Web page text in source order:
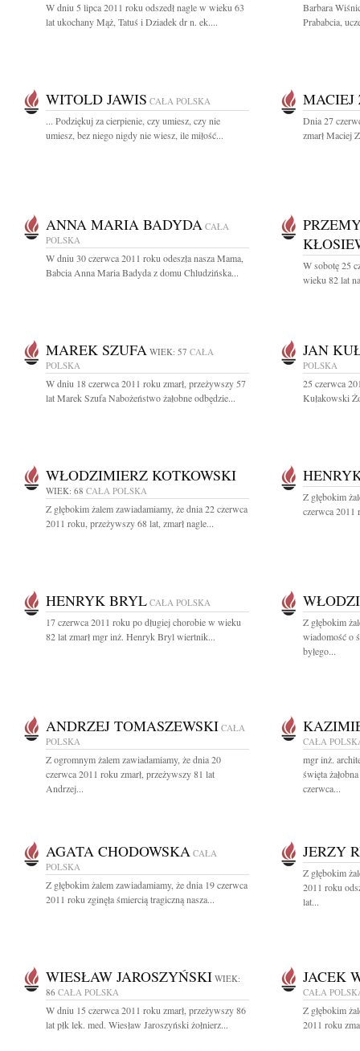
W dniu 5 lipca 2011 roku odszedł nagle w wieku 63
lat ukochany Mąż, Tatuś i Dziadek dr n. ek....
Barbara
Prababcia,
WITOLD JAWIS CAŁA POLSKA
... Podziękuj za cierpienie, czy umiesz, czy nie
umiesz, bez niego nigdy nie wiesz, ile miłość...
MACIEJ
Dnia 27
zmarł Maciej
ANNA MARIA BADYDA CAŁA
POLSKA
W dniu 30 czerwca 2011 roku odeszła nasza Mama,
Babcia Anna Maria Badyda z domu Chludzińska...
W sobotę 25
wieku 82 lat
MAREK SZUFA WIEK: 57 CAŁA
POLSKA
W dniu 18 czerwca 2011 roku zmarł, przeżywszy 57
lat Marek Szufa Nabożeństwo żałobne odbędzie...
JAN
POLSKA
25 czerwca
Kułakowski
WŁODZIMIERZ KOTKOWSKI
WIEK: 68 CAŁA POLSKA
Z głębokim żalem zawiadamiamy, że dnia 22 czerwca
2011 roku, przeżywszy 68 lat, zmarł nagle...
Z głębokim
czerwca 2011
HENRYK BRYL CAŁA POLSKA
17 czerwca 2011 roku po długiej chorobie w wieku
82 lat zmarł mgr inż. Henryk Bryl wiertnik...
Z głębokim
wiadomość o
byłego...
ANDRZEJ TOMASZEWSKI CAŁA
POLSKA
Z ogromnym żalem zawiadamiamy, że dnia 20
czerwca 2011 roku zmarł, przeżywszy 81 lat
Andrzej...
CAŁA
mgr inż.
święta
czerwca...
AGATA CHODOWSKA CAŁA
POLSKA
Z głębokim żalem zawiadamiamy, że dnia 19 czerwca
2011 roku zginęła śmiercią tragiczną nasza...
JERZY
Z głębokim
2011 roku
lat...
WIESŁAW JAROSZYŃSKI WIEK:
86 CAŁA POLSKA
W dniu 15 czerwca 2011 roku zmarł, przeżywszy 86
lat płk lek. med. Wiesław Jaroszyński żołnierz...
JACEK
CAŁA
Z głębokim
2011 roku